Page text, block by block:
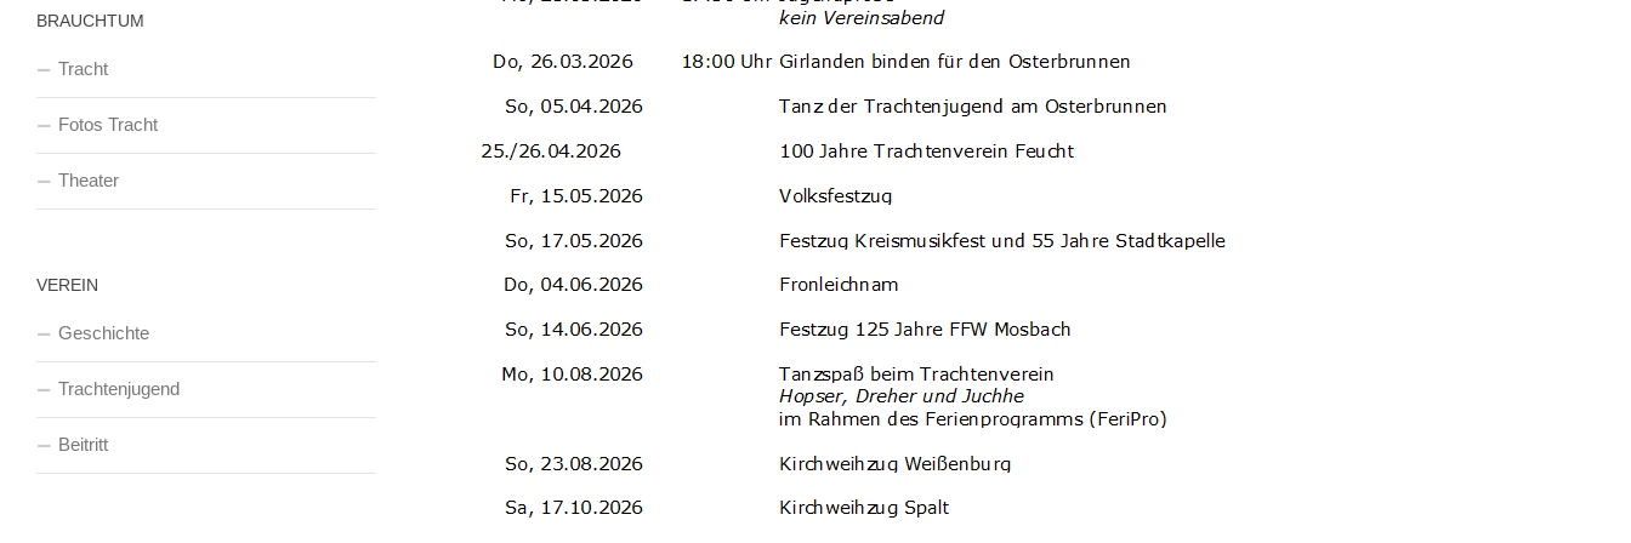
BRAUCHTUM
Tracht
Fotos Tracht
Theater
VEREIN
Geschichte
Trachtenjugend
Beitritt